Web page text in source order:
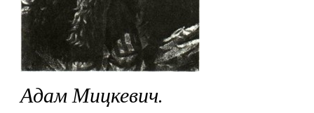
Адам Мицкевич.